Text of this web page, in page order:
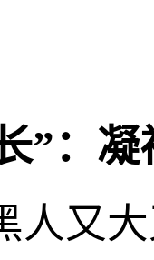
”：
人又